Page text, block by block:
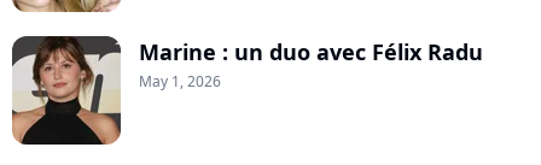
Marine : un duo avec Félix Radu
May 1, 2026